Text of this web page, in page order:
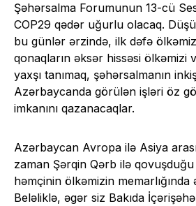
Şəhərsalma Forumunun 13-cü
COP29 qədər uğurlu olacaq.
bu günlər ərzində, ilk dəfə
qonaqların əksər hissəsi ölkəmizi
yaxşı tanımaq, şəhərsalmanın
Azərbaycanda görülən işləri öz
imkanını qazanacaqlar.
Azərbaycan Avropa ilə Asiya
zaman Şərqin Qərb ilə
həmçinin ölkəmizin memarlığında
Beləliklə, əgər siz Bakıda